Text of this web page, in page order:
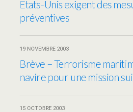
Etats-Unis exigent des
préventives
19 NOVEMBRE 2003
Brève – Terrorisme
navire pour une mission
15 OCTOBRE 2003